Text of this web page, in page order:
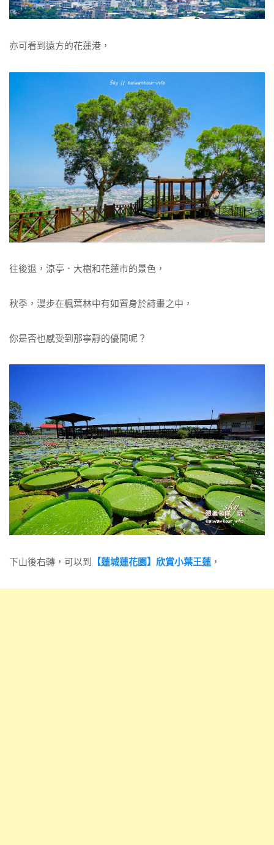
亦可看到遠方的花蓮港，
往後退，涼亭．大樹和花蓮市的景色，
秋季，漫步在楓葉林中有如置身於詩畫之中，
你是否也感受到那寧靜的優閒呢？
下山後右轉，可以到 【蓮城蓮花園】欣賞小葉王蓮 ，